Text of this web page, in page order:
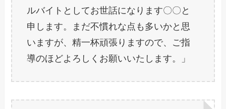
ルバイトとしてお世話になります〇〇と
申します。まだ不慣れな点も多いかと思
いますが、精一杯頑張りますので、ご指
導のほどよろしくお願いいたします。」